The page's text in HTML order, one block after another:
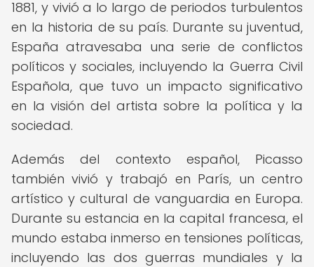
1881, y vivió a lo largo de periodos turbulentos
en la historia de su país. Durante su juventud,
España atravesaba una serie de conflictos
políticos y sociales, incluyendo la Guerra Civil
Española, que tuvo un impacto significativo
en la visión del artista sobre la política y la
sociedad.
Además del contexto español, Picasso
también vivió y trabajó en París, un centro
artístico y cultural de vanguardia en Europa.
Durante su estancia en la capital francesa, el
mundo estaba inmerso en tensiones políticas,
incluyendo las dos guerras mundiales y la